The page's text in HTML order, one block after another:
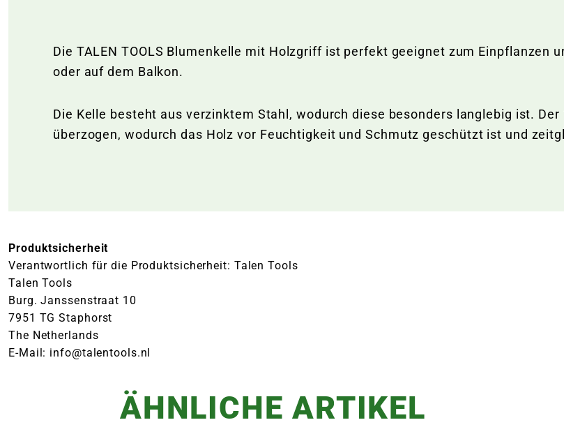
Die TALEN TOOLS Blumenkelle mit Holzgriff ist perfekt geeignet zum Einpflanzen
oder auf dem Balkon.
Die Kelle besteht aus verzinktem Stahl, wodurch diese besonders langlebig ist.
überzogen, wodurch das Holz vor Feuchtigkeit und Schmutz geschützt ist und
Produktsicherheit
Verantwortlich für die Produktsicherheit: Talen Tools
Talen Tools
Burg. Janssenstraat 10
7951 TG Staphorst
The Netherlands
E-Mail: info@talentools.nl
ÄHNLICHE ARTIKEL